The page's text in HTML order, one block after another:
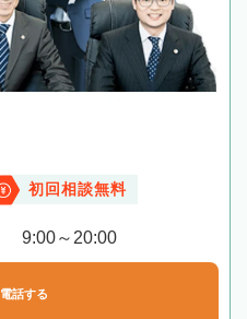
初回相談無料
9:00～20:00
電話する